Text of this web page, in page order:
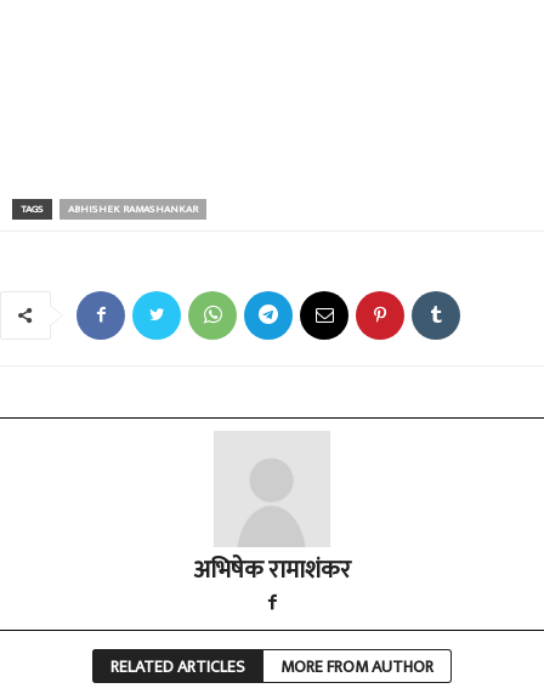
TAGS ABHISHEK RAMASHANKAR
अभिषेक रामाशंकर
RELATED ARTICLES MORE FROM AUTHOR